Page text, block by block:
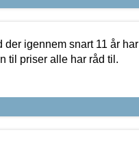
igennem snart 11 år har
til priser alle har råd til.